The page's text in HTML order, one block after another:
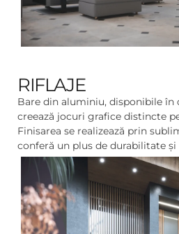
RIFLAJE
Bare din aluminiu, disponibile în
creează jocuri grafice distincte
Finisarea se realizează prin
conferă un plus de durabilitate și